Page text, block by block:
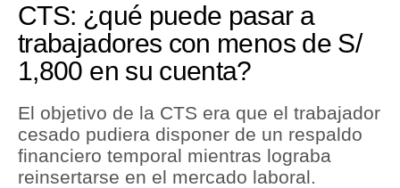
Perú
Política
Finanzas Personales
Inmobiliarias
CTS: ¿qué puede pasar a
trabajadores con menos de S/
1,800 en su cuenta?
El objetivo de la CTS era que el trabajador
cesado pudiera disponer de un respaldo
financiero temporal mientras lograba
reinsertarse en el mercado laboral.